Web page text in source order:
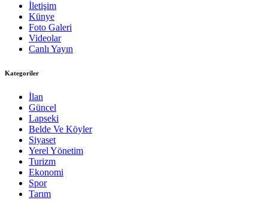
İletişim
Künye
Foto Galeri
Videolar
Canlı Yayın
Kategoriler
İlan
Güncel
Lapseki
Belde Ve Köyler
Siyaset
Yerel Yönetim
Turizm
Ekonomi
Spor
Tarım